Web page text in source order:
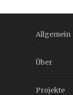
Allgemein
Über
Projekte